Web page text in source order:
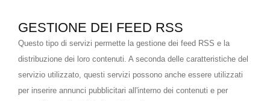
GESTIONE DEI FEED RSS
Questo tipo di servizi permette la gestione dei feed RSS e la
distribuzione dei loro contenuti. A seconda delle caratteristiche del
servizio utilizzato, questi servizi possono anche essere utilizzati
per inserire annunci pubblicitari all'interno dei contenuti e per